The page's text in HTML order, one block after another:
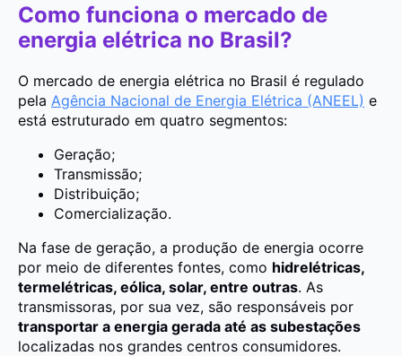
Como funciona o mercado de
energia elétrica no Brasil?
O mercado de energia elétrica no Brasil é regulado
pela Agência Nacional de Energia Elétrica (ANEEL) e
está estruturado em quatro segmentos:
Geração;
Transmissão;
Distribuição;
Comercialização.
Na fase de geração, a produção de energia ocorre
por meio de diferentes fontes, como hidrelétricas,
termelétricas, eólica, solar, entre outras. As
transmissoras, por sua vez, são responsáveis por
transportar a energia gerada até as subestações
localizadas nos grandes centros consumidores.